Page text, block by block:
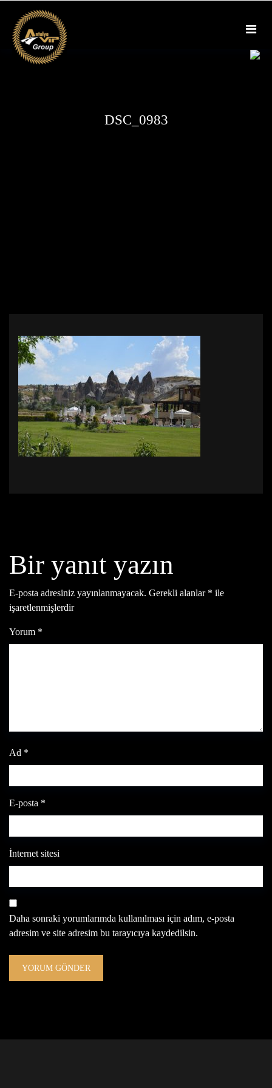
content
DSC_0983
Bir yanıt yazın
E-posta adresiniz yayınlanmayacak. Gerekli alanlar * ile
işaretlenmişlerdir
Yorum *
Ad *
E-posta *
İnternet sitesi
Daha sonraki yorumlarımda kullanılması için adım, e-posta
adresim ve site adresim bu tarayıcıya kaydedilsin.